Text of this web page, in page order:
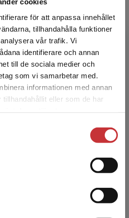
för att anpassa innehållet
tillhandahålla funktioner
vår trafik. Vi
identifierare och annan
till de sociala medier och
som vi samarbetar med.
informationen med annan
eller som de har
fraktregion
besöker
en enhet utanför Sverige.
utanför Sverige. För
köp måste
Hagsgård
är domarutbildad konsult i
och processuell